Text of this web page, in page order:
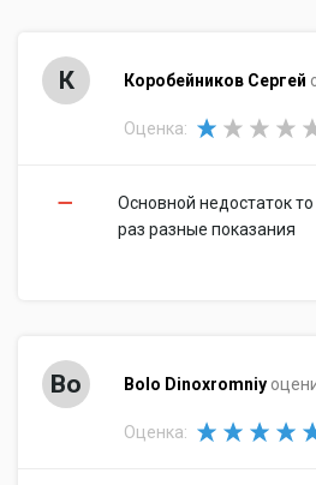
К Коробейников Сергей
Оценка:
Основной недостаток
раз разные показания
Bo Bolo Dinoxromniy
Оценка: